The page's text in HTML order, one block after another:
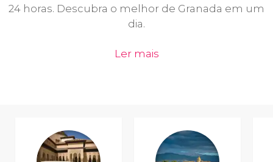
24 horas. Descubra o melhor de Granada em um
dia.
Ler mais